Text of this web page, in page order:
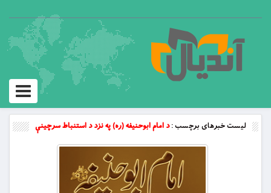
Toggle
لیست خبرهای برچسب :د امام ابوحنيفه (ره) په نزد د استنباط سرچينې